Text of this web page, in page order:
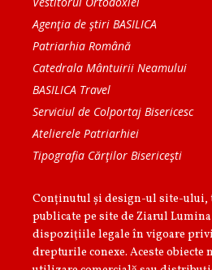
Agenţia de ştiri BASILICA
Patriarhia Română
Catedrala Mântuirii Neamului
BASILICA Travel
Serviciul de Colportaj Bisericesc
Atelierele Patriarhiei
Tipografia Cărţilor Bisericeşti
Conținutul și design-ul site-ului,
publicate pe site de Ziarul
dispoziţiile legale în vigoare
drepturile conexe. Aceste obiecte